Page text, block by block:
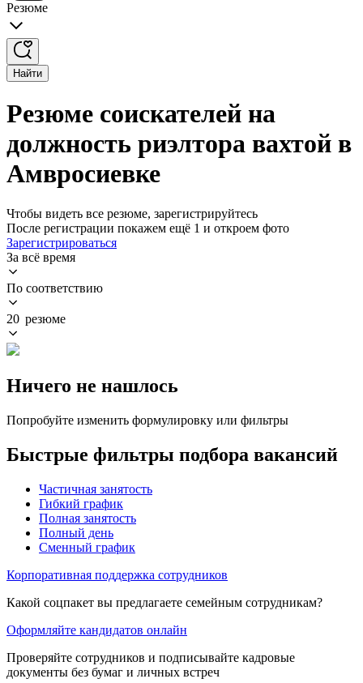
Резюме
Найти
Резюме соискателей на
должность риэлтора вахтой в
Амвросиевке
Чтобы видеть все резюме, зарегистрируйтесь
После регистрации покажем ещё 1 и откроем фото
Зарегистрироваться
За всё время
По соответствию
20 резюме
Ничего не нашлось
Попробуйте изменить формулировку или фильтры
Быстрые фильтры подбора вакансий
Частичная занятость
Гибкий график
Полная занятость
Полный день
Сменный график
Корпоративная поддержка сотрудников
Какой соцпакет вы предлагаете семейным сотрудникам?
Оформляйте кандидатов онлайн
Проверяйте сотрудников и подписывайте кадровые
документы без бумаг и личных встреч